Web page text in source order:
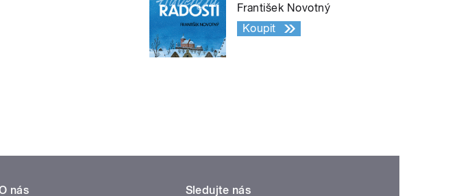
František Novotný
Koupit
nás Sledujte nás